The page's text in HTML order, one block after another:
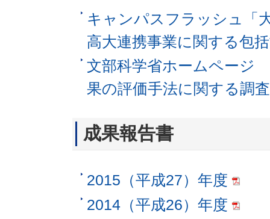
キャンパスフラッシュ「
高大連携事業に関する包
文部科学省ホームページ
果の評価手法に関する調
成果報告書
2015（平成27）年度
2014（平成26）年度